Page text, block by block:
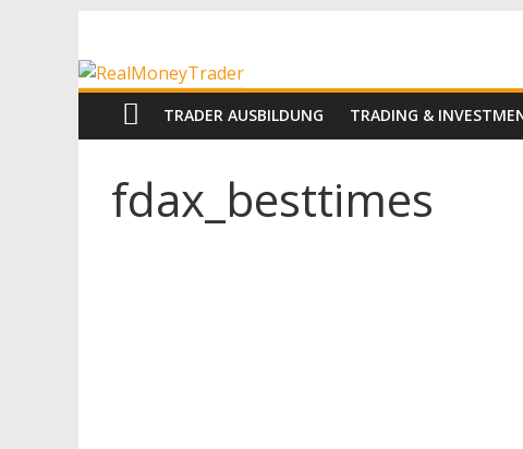
springen
RealMoneyTrader
Echtgeld-
Trading
TRADER AUSBILDUNG TRADING &
fdax_besttimes